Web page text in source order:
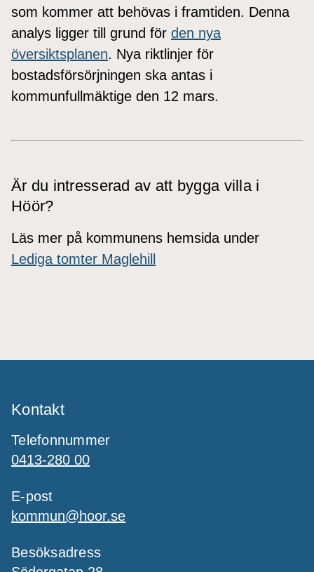
som kommer att behövas i framtiden. Denna
analys ligger till grund för den nya
översiktsplanen. Nya riktlinjer för
bostadsförsörjningen ska antas i
kommunfullmäktige den 12 mars.
Är du intresserad av att bygga villa i
Höör?
Läs mer på kommunens hemsida under
Lediga tomter Maglehill
Kontakt
Telefonnummer
0413-280 00
E-post
kommun@hoor.se
Besöksadress